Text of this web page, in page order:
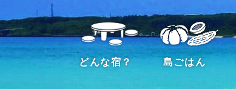
どんな宿？ 島ごはん